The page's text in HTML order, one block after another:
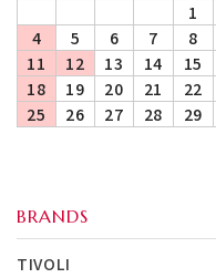
1
4
5 6 7 8
11
12 13 14 15
18
19 20 21 22
25
26 27 28 29
BRANDS
TIVOLI